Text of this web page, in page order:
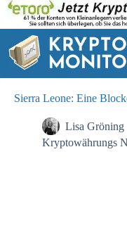
Zum
Inhalt
springen
Sierra Leone: Eine
Lisa Gröning
Kryptowährungs